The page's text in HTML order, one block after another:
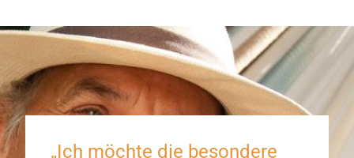
„Ich möchte die besondere